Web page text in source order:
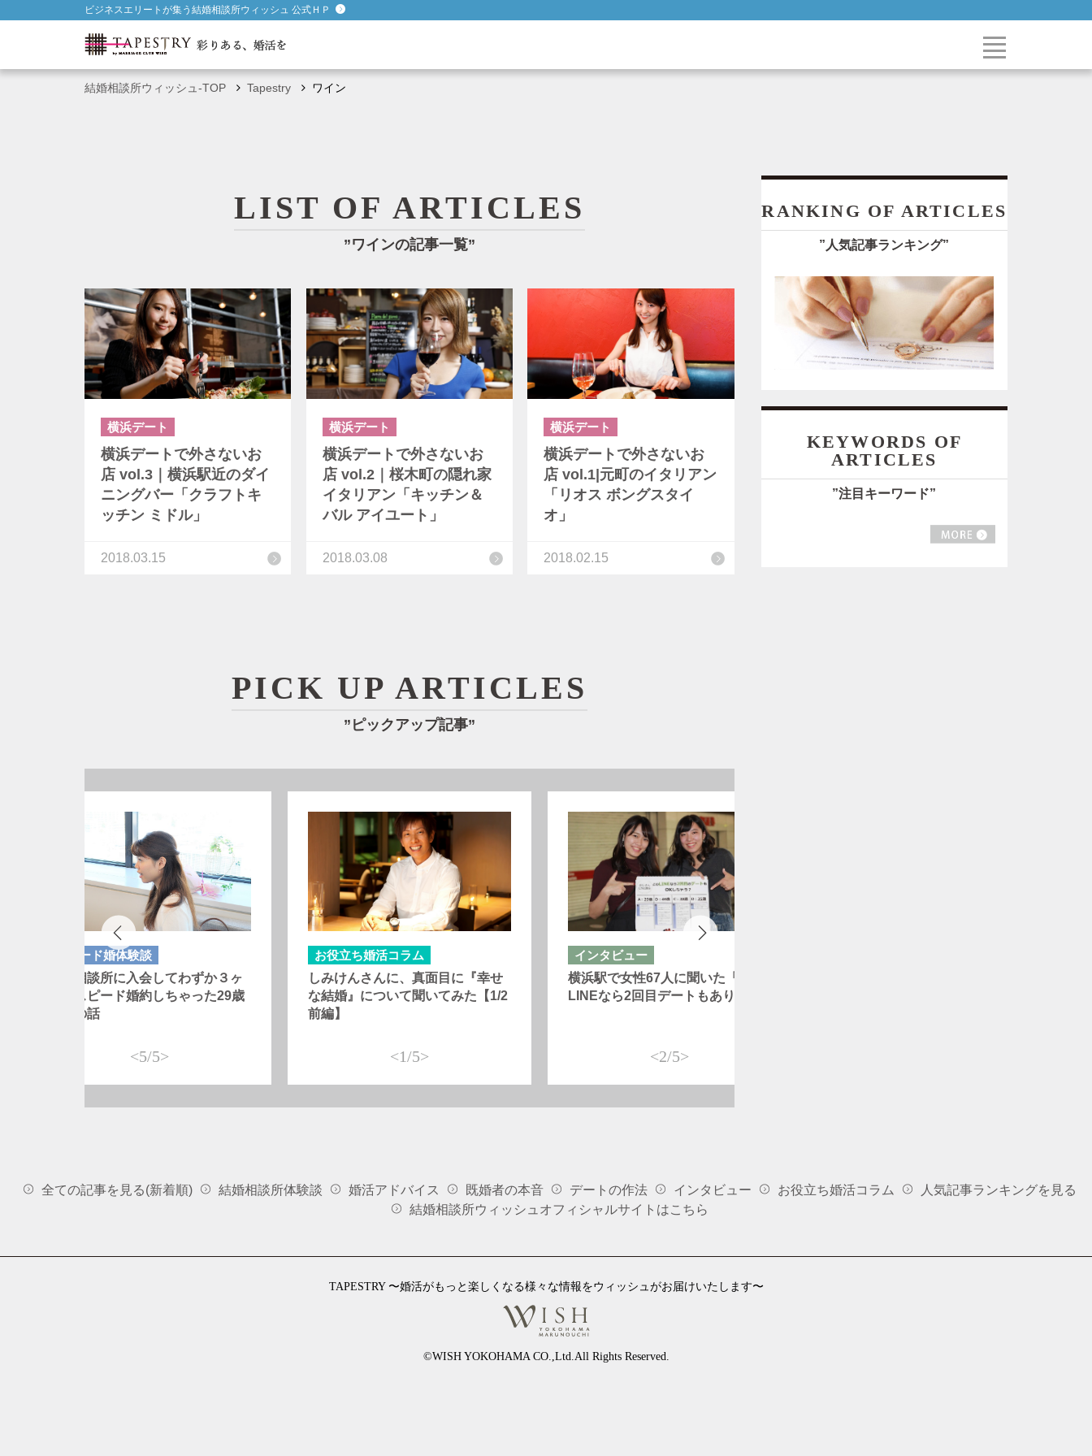
ビジネスエリートが集う結婚相談所ウィッシュ 公式ＨＰ
結婚相談所ウィッシュ-TOP Tapestry ワイン
LIST OF ARTICLES
”ワインの記事一覧”
横浜デート
横浜デートで外さないお
店 vol.3｜横浜駅近のダイ
ニングバー「クラフトキ
ッチン ミドル」
2018.03.15
横浜デート
横浜デートで外さないお
店 vol.2｜桜木町の隠れ家
イタリアン「キッチン＆
バル アイユート」
2018.03.08
横浜デート
横浜デートで外さないお
店 vol.1|元町のイタリアン
「リオス ボングスタイ
オ」
2018.02.15
PICK UP ARTICLES
”ピックアップ記事”
スピード婚体験談
結婚相談所に入会してわずか３ヶ
月でスピード婚約しちゃった29歳
女性の話
<5/5>
お役立ち婚活コラム
しみけんさんに、真面目に『幸せ
な結婚』について聞いてみた【1/2
前編】
<1/5>
インタビュー
横浜駅で女性67人に聞いた「どの
LINEなら2回目デートもあり？」
<2/5>
RANKING OF ARTICLES
”人気記事ランキング”
KEYWORDS OF
ARTICLES
”注目キーワード”
全ての記事を見る(新着順) 結婚相談所体験談 婚活アドバイス 既婚者の本音 デートの作法 インタビュー お役立ち婚活コラム
人気記事ランキングを見る
結婚相談所ウィッシュオフィシャルサイトはこちら
TAPESTRY 〜婚活がもっと楽しくなる様々な情報をウィッシュがお届けいたします〜
©WISH YOKOHAMA CO.,Ltd.All Rights Reserved.